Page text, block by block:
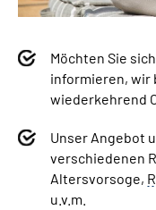
Möchten Sie
informieren, wir
wiederkehrend
Unser Angebot
verschiedenen
Altersvorsoge,
u.v.m.